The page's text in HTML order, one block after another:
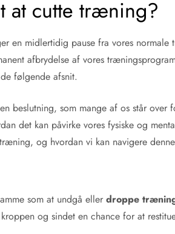
at cutte træning?
en midlertidig pause fra vores
afbrydelse af vores
følgende afsnit.
beslutning, som mange af os står
det kan påvirke vores fysiske og
og hvordan vi kan navigere
som at undgå ellerdroppe
og sindet en chance for at